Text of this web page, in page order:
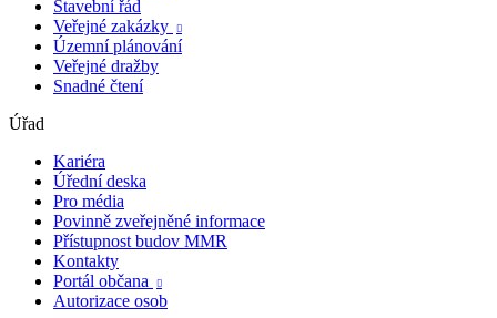
Stavební řád
Veřejné zakázky

Územní plánování
Veřejné dražby
Snadné čtení
Úřad
Kariéra
Úřední deska
Pro média
Povinně zveřejněné informace
Přístupnost budov MMR
Kontakty
Portál občana

Autorizace osob